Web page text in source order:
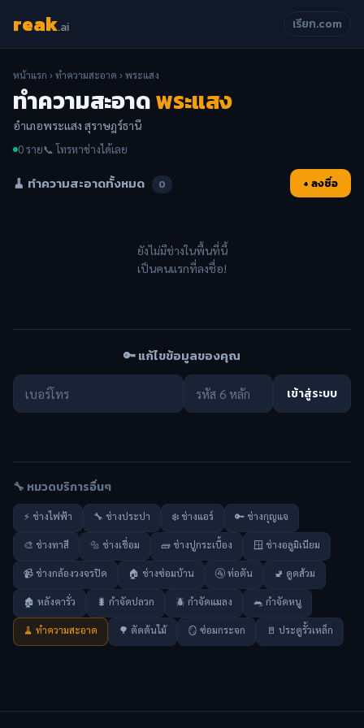
reak.ai เรียก.com
หน้าแรก ›ทำความสะอาด › พระแสง
ทำความสะอาดพระแสง
อำเภอพระแสง สุราษฎร์ธานี
0 ราย📞 โทรหาช่างได้เลย
🧹 ทำความสะอาดทั้งหมด 0 + ลงชื่อ
ยังไม่มีช่างในพื้นที่นี้
เป็นคนแรกที่ลงชื่อ!
🔑 แก้ไขข้อมูลของคุณ
เข้าสู่ระบบ
🔧 หมวดบริการอื่นๆ
⚡ ช่างไฟฟ้า 🔧 ช่างประปา ❄️ ช่างแอร์ 🔑 ช่างกุญแจ
🎨 ช่างทาสี 🔩 ช่างเชื่อม 🧱 ช่างปูกระเบื้อง 🪟 ช่างอลูมิเนียม
📹 ช่างกล้องวงจรปิด 🏠 ช่างซ่อมบ้าน 🚰 ท่อตัน 🚽 ดูดส้วม
🏚️ หลังคารั่ว 🐛 กำจัดปลวก 🪲 กำจัดแมลง 🐀 กำจัดหนู
🧹 ทำความสะอาด 🌳 ตัดต้นไม้ 🪞 ซ่อมกระจก 🚪 ประตูรั้วเหล็ก